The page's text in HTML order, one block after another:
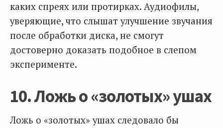
каких спреях или протирках. Аудиофилы,
уверяющие, что слышат улучшение звучания
после обработки диска, не смогут
достоверно доказать подобное в слепом
эксперименте.
10. Ложь о «золотых» ушах
Ложь о «золотых» ушах следовало бы